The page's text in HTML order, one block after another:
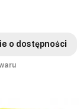
o dostępności